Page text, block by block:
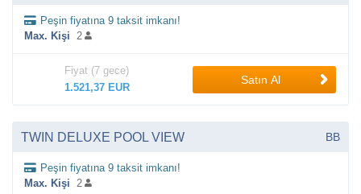
Peşin fiyatına 9 taksit imkanı!
Max. Kişi 2
Fiyat (7 gece)
1.521,37 EUR
Satın Al
TWIN DELUXE POOL VIEW BB
Peşin fiyatına 9 taksit imkanı!
Max. Kişi 2